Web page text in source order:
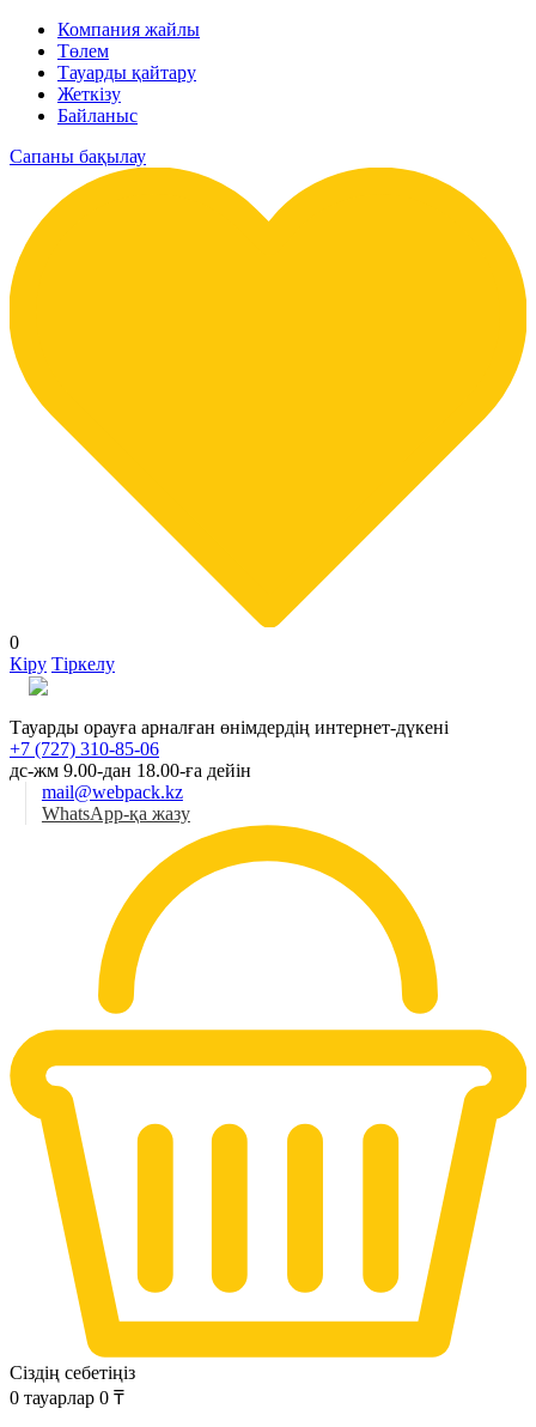
Компания жайлы
Төлем
Тауарды қайтару
Жеткізу
Байланыс
Сапаны бақылау
0
Кіру Тіркелу
Тауарды орауға арналған өнімдердің интернет-дүкені
+7 (727) 310-85-06
дс-жм 9.00-дан 18.00-ға дейін
mail@webpack.kz
WhatsApp-қа жазу
Сіздің себетіңіз
0 тауарлар 0 ₸